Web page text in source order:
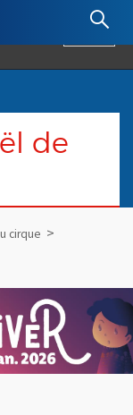
: Retour à l'accueil
de
cirque